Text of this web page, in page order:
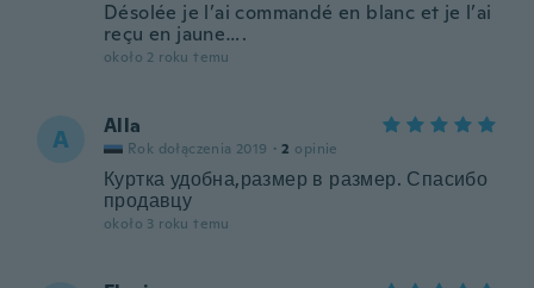
Désolée je l’ai commandé en blanc et je l’ai
reçu en jaune….
około 2 roku temu
A Alla
Rok dołączenia 2019 · 2 opinie
Куртка удобна,размер в размер. Спасибо
продавцу
około 3 roku temu